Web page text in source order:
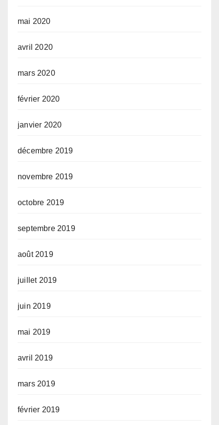
mai 2020
avril 2020
mars 2020
février 2020
janvier 2020
décembre 2019
novembre 2019
octobre 2019
septembre 2019
août 2019
juillet 2019
juin 2019
mai 2019
avril 2019
mars 2019
février 2019